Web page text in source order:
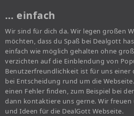
… einfach
Wir sind für dich da. Wir legen großen
möchten, dass du Spaß bei Dealgott
einfach wie möglich gehalten ohne
verzichten auf die Einblendung von
Benutzerfreundlichkeit ist für uns einer
bei Entscheidung rund um die
einen Fehler finden, zum Beispiel bei
dann kontaktiere uns gerne. Wir freuen
und Ideen für die DealGott Webseite.